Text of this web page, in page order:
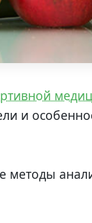
и
методы